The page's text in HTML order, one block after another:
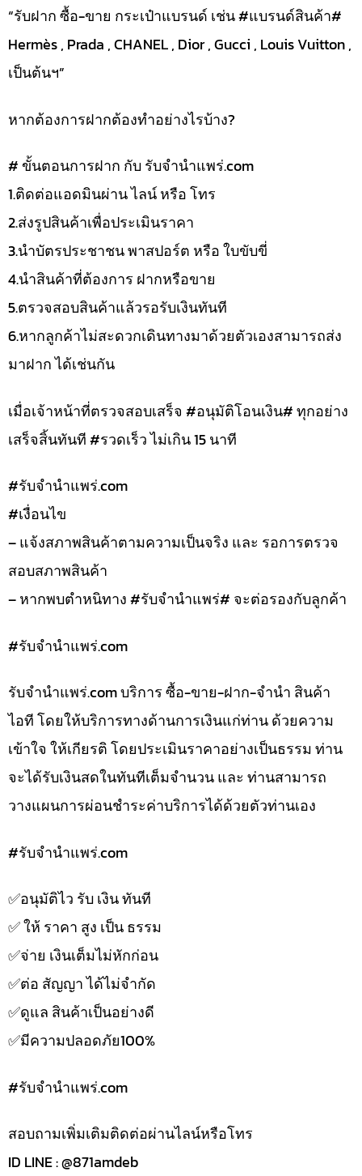
“รับฝาก ซื้อ-ขาย กระเป๋าแบรนด์ เช่น #แบรนด์สินค้า#
Hermès , Prada , CHANEL , Dior , Gucci , Louis Vuitton ,
เป็นต้นฯ”
หากต้องการฝากต้องทำอย่างไรบ้าง?
# ขั้นตอนการฝาก กับ รับจำนำแพร่.com
1.ติดต่อแอดมินผ่าน ไลน์ หรือ โทร
2.ส่งรูปสินค้าเพื่อประเมินราคา
3.นำบัตรประชาชน พาสปอร์ต หรือ ใบขับขี่
4.นำสินค้าที่ต้องการ ฝากหรือขาย
5.ตรวจสอบสินค้าแล้วรอรับเงินทันที
6.หากลูกค้าไม่สะดวกเดินทางมาด้วยตัวเองสามารถส่ง
มาฝาก ได้เช่นกัน
เมื่อเจ้าหน้าที่ตรวจสอบเสร็จ #อนุมัติโอนเงิน# ทุกอย่าง
เสร็จสิ้นทันที #รวดเร็ว ไม่เกิน 15 นาที
#รับจํานําแพร่.com
#เงื่อนไข
– แจ้งสภาพสินค้าตามความเป็นจริง และ รอการตรวจ
สอบสภาพสินค้า
– หากพบตำหนิทาง #รับจำนำแพร่# จะต่อรองกับลูกค้า
#รับจํานําแพร่.com
รับจํานําแพร่.com บริการ ซื้อ-ขาย-ฝาก-จำนำ สินค้า
ไอที โดยให้บริการทางด้านการเงินแก่ท่าน ด้วยความ
เข้าใจ ให้เกียรติ โดยประเมินราคาอย่างเป็นธรรม ท่าน
จะได้รับเงินสดในทันทีเต็มจำนวน และ ท่านสามารถ
วางแผนการผ่อนชำระค่าบริการได้ด้วยตัวท่านเอง
#รับจํานําแพร่.com
✅️อนุมัติไว รับ เงิน ทันที
✅️ ให้ ราคา สูง เป็น ธรรม
✅️จ่าย เงินเต็มไม่หักก่อน
✅️ต่อ สัญญา ได้ไม่จำกัด
✅️ดูแล สินค้าเป็นอย่างดี
✅️มีความปลอดภัย100%
#รับจํานําแพร่.com
สอบถามเพิ่มเติมติดต่อผ่านไลน์หรือโทร
ID LINE : @871amdeb